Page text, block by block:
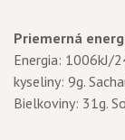
Priemerná
Energia: 1006kJ/
kyseliny: 9g.
Bielkoviny: 31g.